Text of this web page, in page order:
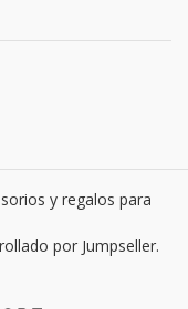
y regalos para
por Jumpseller.